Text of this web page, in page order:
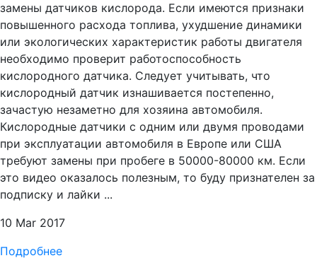
замены датчиков кислорода. Если имеются признаки
повышенного расхода топлива, ухудшение динамики
или экологических характеристик работы двигателя
необходимо проверит работоспособность
кислородного датчика. Следует учитывать, что
кислородный датчик изнашивается постепенно,
зачастую незаметно для хозяина автомобиля.
Кислородные датчики с одним или двумя проводами
при эксплуатации автомобиля в Европе или США
требуют замены при пробеге в 50000-80000 км. Если
это видео оказалось полезным, то буду признателен за
подписку и лайки ...
10 Mar 2017
Подробнее